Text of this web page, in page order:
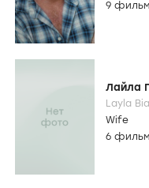
9
Лайла
Layla
Wife
6